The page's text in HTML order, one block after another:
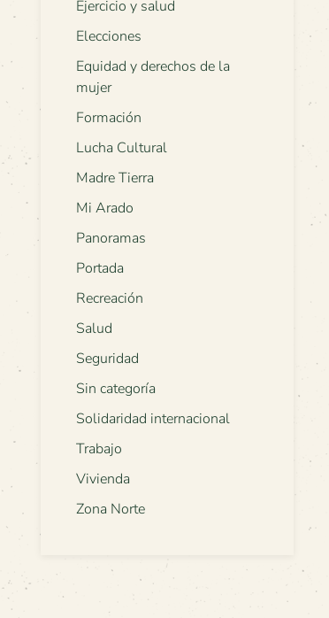
Ejercicio y salud
Elecciones
Equidad y derechos de la
mujer
Formación
Lucha Cultural
Madre Tierra
Mi Arado
Panoramas
Portada
Recreación
Salud
Seguridad
Sin categoría
Solidaridad internacional
Trabajo
Vivienda
Zona Norte